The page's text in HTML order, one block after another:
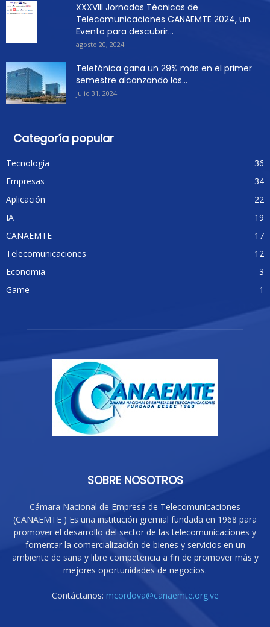
XXXVIII Jornadas Técnicas de
Telecomunicaciones CANAEMTE 2024, un
Evento para descubrir...
agosto 20, 2024
Telefónica gana un 29% más en el primer
semestre alcanzando los...
julio 31, 2024
Categoría popular
Tecnología
36
Empresas
34
Aplicación
22
IA
19
CANAEMTE
17
Telecomunicaciones
12
Economia
3
Game
1
SOBRE NOSOTROS
Cámara Nacional de Empresa de Telecomunicaciones
(CANAEMTE ) Es una institución gremial fundada en 1968 para
promover el desarrollo del sector de las telecomunicaciones y
fomentar la comercialización de bienes y servicios en un
ambiente de sana y libre competencia a fin de promover más y
mejores oportunidades de negocios.
Contáctanos: mcordova@canaemte.org.ve